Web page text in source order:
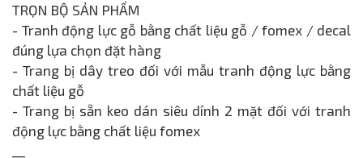
TRỌN BỘ SẢN PHẨM
- Tranh động lực gỗ bằng chất liệu gỗ / fomex / decal
đúng lựa chọn đặt hàng
- Trang bị dây treo đối với mẫu tranh động lực bằng
chất liệu gỗ
- Trang bị sẵn keo dán siêu dính 2 mặt đối với tranh
động lực bằng chất liệu fomex